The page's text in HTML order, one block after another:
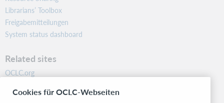
Librarians’ Toolbox
Freigabemitteilungen
System status dashboard
Related sites
OCLC.org
Community
Cookies für OCLC-Webseiten